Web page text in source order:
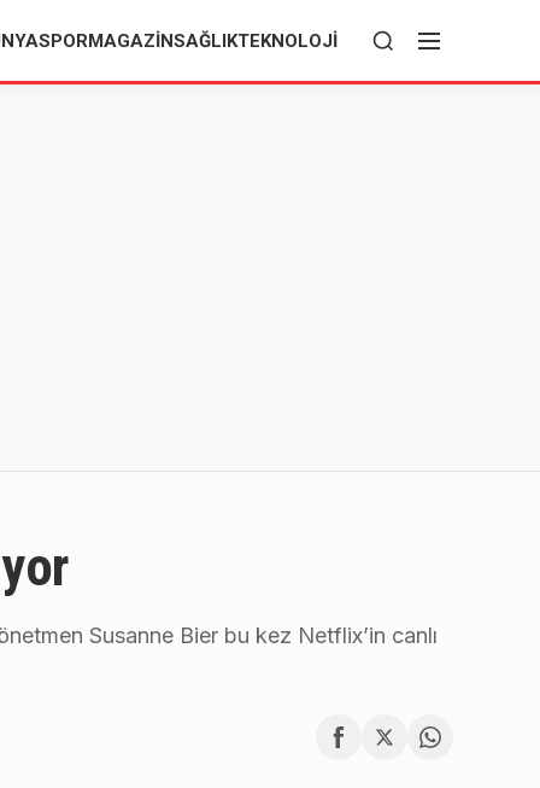
SPORMAGAZINSAĞLIKTEKNOLOJI
Susanne Bier bu kez Netflix’in canlı